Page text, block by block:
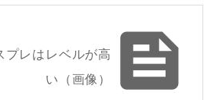

プレはレベルが高
い（画像）